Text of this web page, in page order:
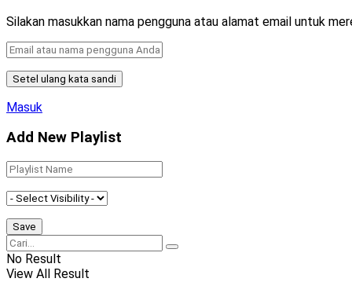
Silakan masukkan nama pengguna atau alamat email untuk
Masuk
Add New Playlist
No Result
View All Result